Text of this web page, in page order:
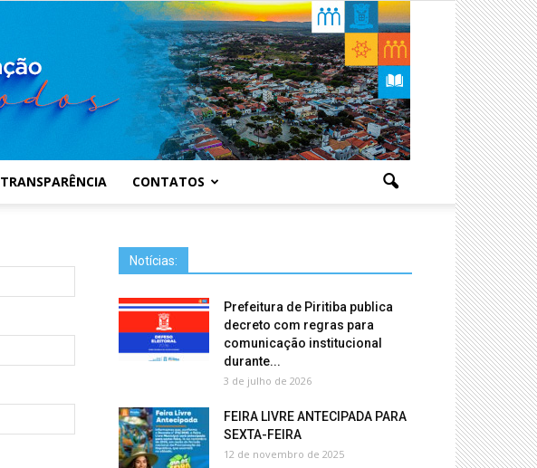
TRANSPARÊNCIA CONTATOS
Notícias:
Prefeitura de Piritiba publica
decreto com regras para
comunicação institucional
durante...
3 de julho de 2026
FEIRA LIVRE ANTECIPADA PARA
SEXTA-FEIRA
12 de novembro de 2025